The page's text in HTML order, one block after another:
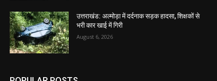
उत्तराखंड: अल्मोड़ा में दर्दनाक सड़क हादसा, शिक्षकों से
भरी कार खाई में गिरी
August 6, 2026